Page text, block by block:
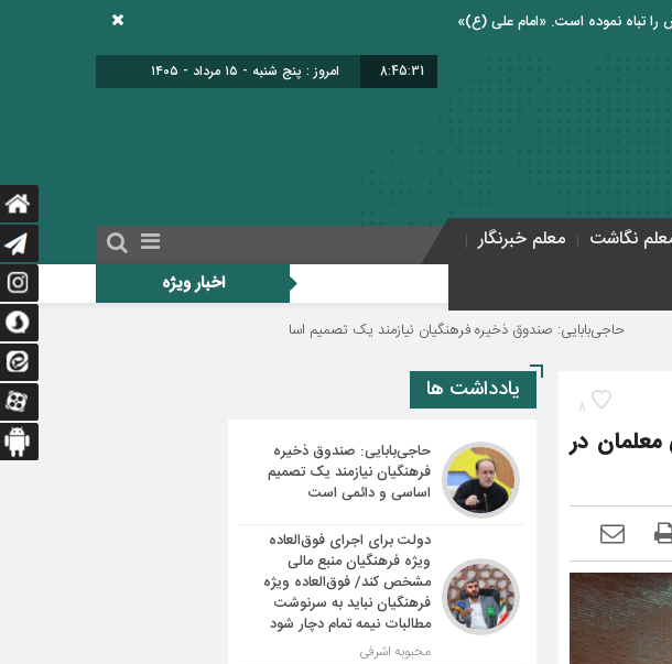
8:45:32 امروز : پنج شنبه - ۱۵ مرداد - ۱۴۰۵
نگاشت
معلم خبرنگار
اخبار ویژه
صندوق ذخیره فرهنگیان نیازمند یک تصمیم اساسی و دائمی است دولت برای اجرای فوق‌العاده ویژه
8
در
یادداشت ها
حاجی‌بابایی: صندوق ذخیره
فرهنگیان نیازمند یک تصمیم
اساسی و دائمی است
دولت برای اجرای فوق‌العاده
ویژه فرهنگیان منبع مالی
مشخص کند/ فوق‌العاده ویژه
فرهنگیان نباید به سرنوشت
مطالبات نیمه‌ تمام دچار شود
محبوبه اشرفی